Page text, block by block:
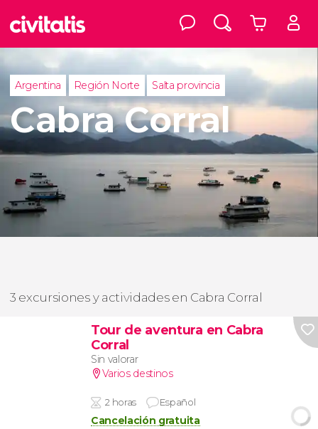
Argentina Región Norte Salta provincia
Cabra Corral
3 excursiones y actividades en Cabra Corral
Tour de aventura en Cabra
Corral
Sin valorar
Varios destinos
2 horas Español
Cancelación gratuita